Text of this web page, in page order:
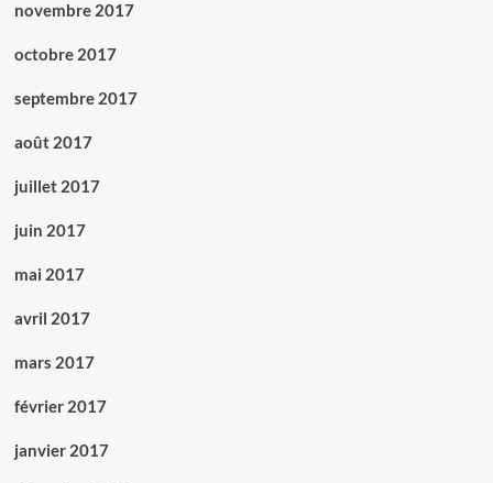
novembre 2017
octobre 2017
septembre 2017
août 2017
juillet 2017
juin 2017
mai 2017
avril 2017
mars 2017
février 2017
janvier 2017